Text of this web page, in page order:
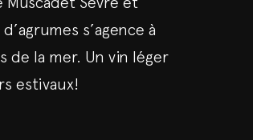
s’agence à
de la mer. Un vin léger
estivaux!